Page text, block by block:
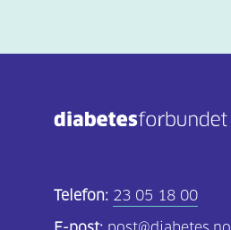
Telefon: 23 05 18 00